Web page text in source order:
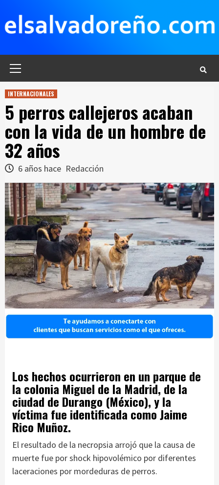
contenido
INTERNACIONALES
5 perros callejeros acaban
con la vida de un hombre de
32 años
6 años hace Redacción
Los hechos ocurrieron en un parque de
la colonia Miguel de la Madrid, de la
ciudad de Durango (México), y la
víctima fue identificada como Jaime
Rico Muñoz.
El resultado de la necropsia arrojó que la causa de
muerte fue por shock hipovolémico por diferentes
laceraciones por mordeduras de perros.